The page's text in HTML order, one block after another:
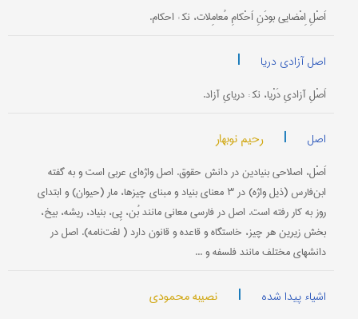
اَصْلِ اِمْضایی بودَنِ اَحْکامِ مُعامِلات، نک‍ : احکام.
اصل آزادی دریا |
اَصْلِ آزادیِ دَرْیا، نک‍ : دریایِ آزاد.
اصل | رحیم نوبهار
اَصْل، اصلاحی بنیادین در دانش حقوق. اصل واژه‌ای عربی است و به گفته
ابن‌فارس (ذیل واژه) در ۳ معنای بنیاد و مبنای چیزها، مار (حیوان) و ابتدای
روز به کار‌ رفته است. اصل در فارسی معانی مانند بُن، پِی، بنیاد، ریشه، بیخ،
بخش زیرین هر چیز، خاستگاه و قاعده و قانون دارد ( لغت‌نامه). اصل در
دانشهای مختلف مانند فلسفه و ...
اشیاء پیدا شده | نصیبه محمودی